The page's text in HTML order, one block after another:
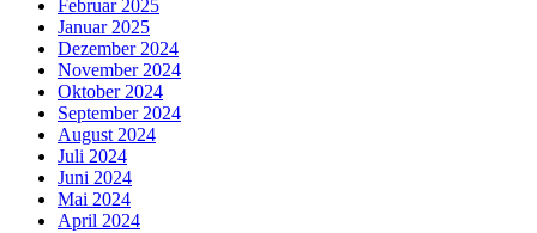
Februar 2025
Januar 2025
Dezember 2024
November 2024
Oktober 2024
September 2024
August 2024
Juli 2024
Juni 2024
Mai 2024
April 2024